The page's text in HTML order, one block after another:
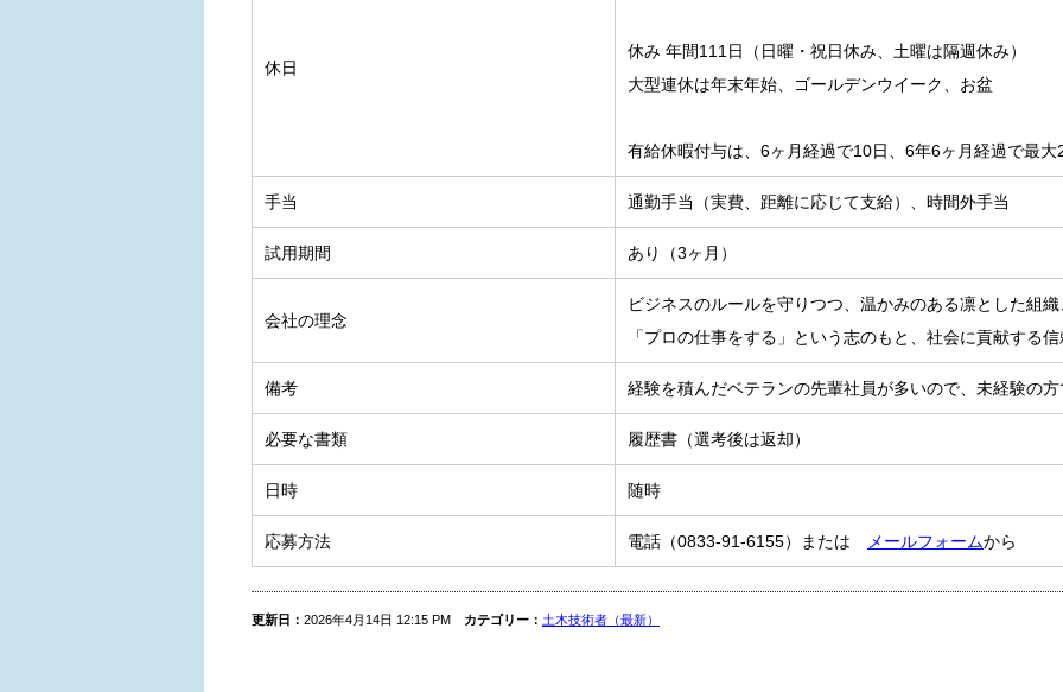
休日
休み 年間111日（日曜・祝日休み、土曜は隔週休み）
大型連休は年末年始、ゴールデンウイーク、お盆
有給休暇付与は、6ヶ月経過で10日、6年6ヶ月経過で最大
手当 通勤手当（実費、距離に応じて支給）、時間外手当
試用期間 あり（3ヶ月）
会社の理念
ビジネスのルールを守りつつ、温かみのある凛とした組織
「プロの仕事をする」という志のもと、社会に貢献する
備考 経験を積んだベテランの先輩社員が多いので、未経験の
必要な書類 履歴書（選考後は返却）
日時 随時
応募方法 電話（0833-91-6155）または メールフォームから
更新日： 2026年4月14日 12:15 PM カテゴリー： 土木技術者（最新）